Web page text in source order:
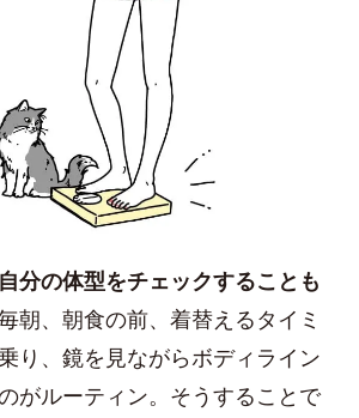
分の体型をチェックすることも
朝、朝食の前、着替えるタイミ
り、鏡を見ながらボディライン
がルーティン。そうすることで